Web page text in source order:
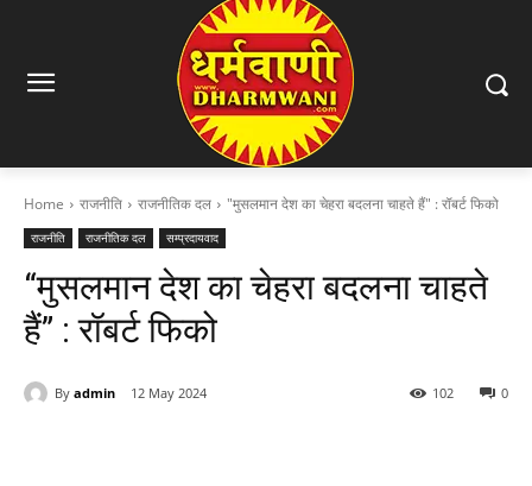
Home राजनीति राजनीतिक दल "मुसलमान देश का चेहरा बदलना चाहते हैं" : रॉबर्ट फिको
राजनीति राजनीतिक दल सम्प्रदायवाद
“मुसलमान देश का चेहरा बदलना चाहते
हैं” : रॉबर्ट फिको
By admin 12 May 2024 0
102